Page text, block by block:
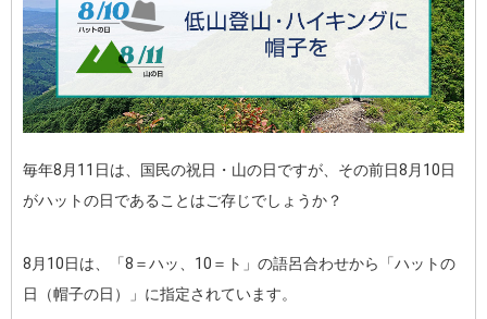
毎年8月11日は、国民の祝日・山の日ですが、その前日8月10日
がハットの日であることはご存じでしょうか？
8月10日は、「8＝ハッ、10＝ト」の語呂合わせから「ハットの
日（帽子の日）」に指定されています。